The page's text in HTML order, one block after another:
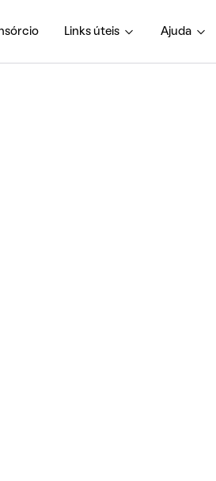
Links úteis Ajuda